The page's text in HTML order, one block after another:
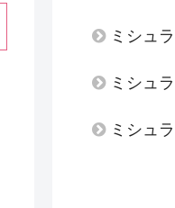
ミシュ
ミシュ
ミシュ